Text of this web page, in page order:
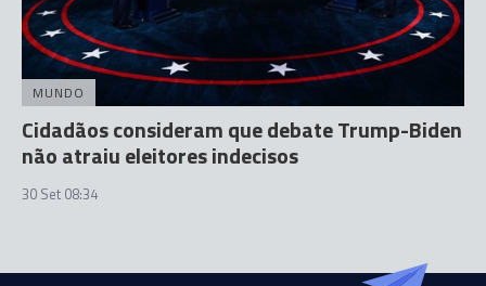
MUNDO
Cidadãos consideram que debate Trump-Biden
não atraiu eleitores indecisos
30 Set 08:34